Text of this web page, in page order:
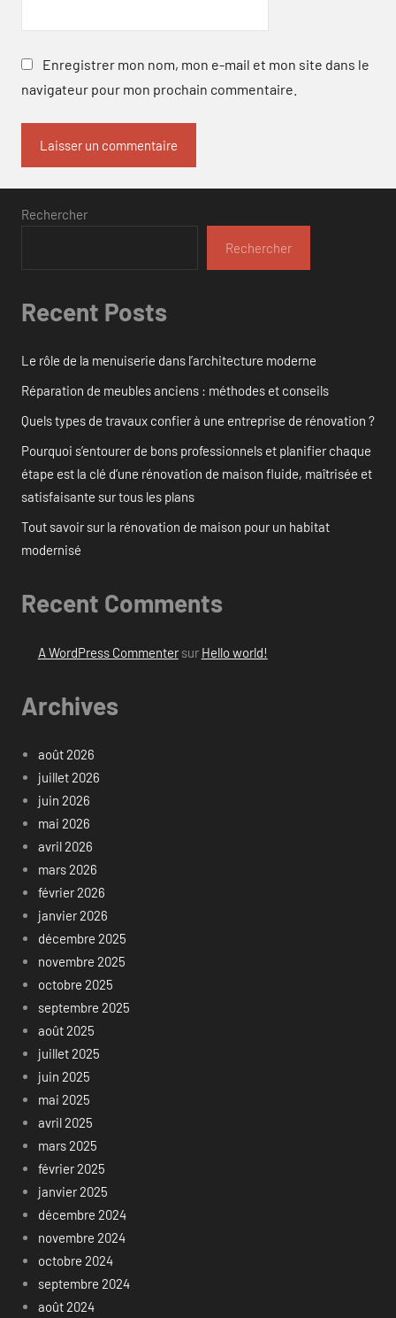
Enregistrer mon nom, mon e-mail et mon site dans le
navigateur pour mon prochain commentaire.
Rechercher
Rechercher
Recent Posts
Le rôle de la menuiserie dans l’architecture moderne
Réparation de meubles anciens : méthodes et conseils
Quels types de travaux confier à une entreprise de rénovation ?
Pourquoi s’entourer de bons professionnels et planifier chaque
étape est la clé d’une rénovation de maison fluide, maîtrisée et
satisfaisante sur tous les plans
Tout savoir sur la rénovation de maison pour un habitat
modernisé
Recent Comments
A WordPress Commentersur Hello world!
Archives
août 2026
juillet 2026
juin 2026
mai 2026
avril 2026
mars 2026
février 2026
janvier 2026
décembre 2025
novembre 2025
octobre 2025
septembre 2025
août 2025
juillet 2025
juin 2025
mai 2025
avril 2025
mars 2025
février 2025
janvier 2025
décembre 2024
novembre 2024
octobre 2024
septembre 2024
août 2024